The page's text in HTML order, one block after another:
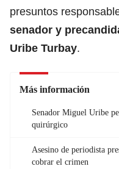
presuntos
senador y
Uribe Turbay.
Más información
Senador Miguel Uribe
quirúrgico
Asesino de periodista
cobrar el crimen